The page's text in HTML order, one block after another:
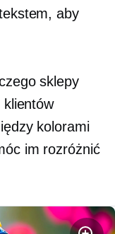
aby
sklepy
klientów
kolorami
im rozróżnić